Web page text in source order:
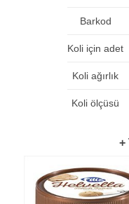
Barkod
Koli için adet
Koli ağırlık
Koli ölçüsü
+